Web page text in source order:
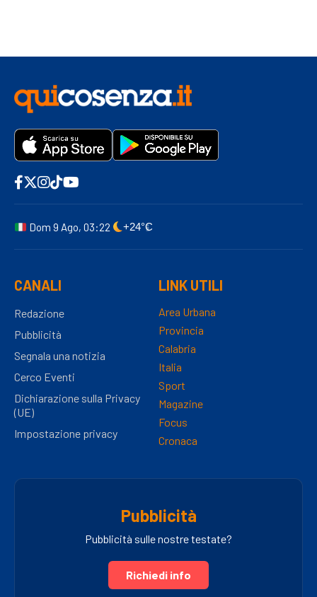
Dom 9 Ago, 03:22 +24°C
CANALI
Redazione
Pubblicità
Segnala una notizia
Cerco Eventi
Dichiarazione sulla Privacy
(UE)
Impostazione privacy
LINK UTILI
Area Urbana
Provincia
Calabria
Italia
Sport
Magazine
Focus
Cronaca
Pubblicità
Pubblicità sulle nostre testate?
Richiedi info